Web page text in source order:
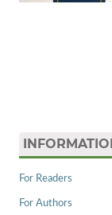
For Readers
For Authors